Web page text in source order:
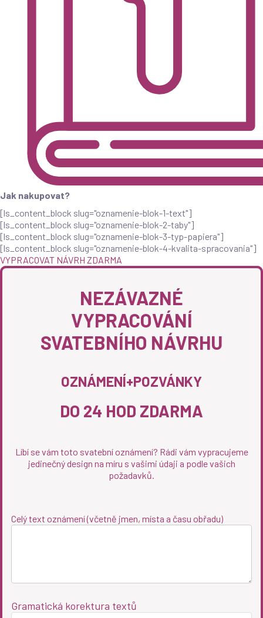
Jak nakupovat?
[ls_content_block slug="oznamenie-blok-1-text"]
[ls_content_block slug="oznamenie-blok-2-taby"]
[ls_content_block slug="oznamenie-blok-3-typ-papiera"]
[ls_content_block slug="oznamenie-blok-4-kvalita-spracovania"]
VYPRACOVAT NÁVRH ZDARMA
NEZÁVAZNÉ
VYPRACOVÁNÍ
SVATEBNÍHO NÁVRHU
OZNÁMENÍ+POZVÁNKY
DO 24 HOD ZDARMA
Líbí se vám toto svatební oznámení? Rádi vám vypracujeme
jedinečný design na míru s vašimi údaji a podle vašich
požadavků.
Celý text oznámení (včetně jmen, místa a času obřadu)
Gramatická korektura textů